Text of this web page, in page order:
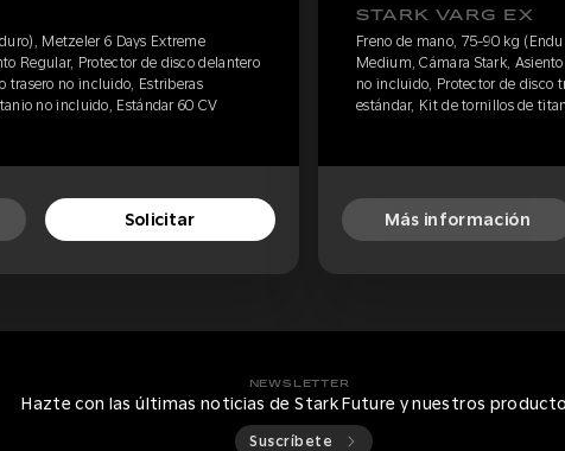
Metzeler 6 Days Extreme
Regular, Protector de disco delantero
trasero no incluido, Estriberas
no incluido, Estándar 60 CV
Solicitar
STARK VARG EX
Freno de mano, 75-90 kg
Medium, Cámara Stark,
no incluido, Protector de disco
estándar, Kit de tornillos de
Más información
NEWSLETTER
Hazte con las últimas noticias de Stark Future y nuestros
Suscríbete